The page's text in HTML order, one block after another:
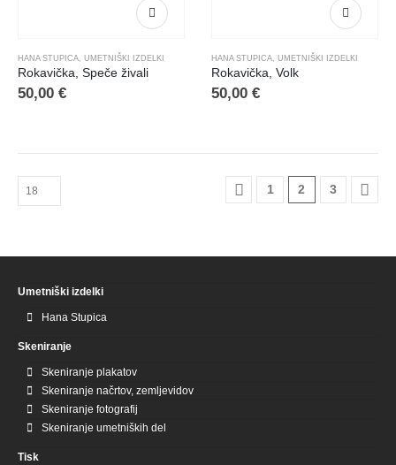
HANA STUPICA UMETNIŠKI IZDELKI
Rokavička, Speče živali
50,00 €
HANA STUPICA UMETNIŠKI IZDELKI
Rokavička, Volk
50,00 €
1 2 3
Umetniški izdelki
Hana Stupica
Skeniranje
Skeniranje plakatov
Skeniranje načrtov, zemljevidov
Skeniranje fotografij
Skeniranje umetniških del
Tisk